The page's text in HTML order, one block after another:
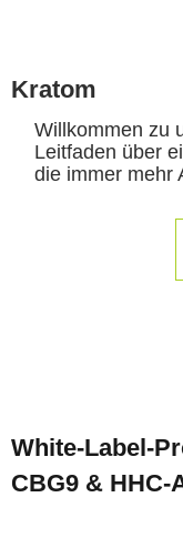
Kratom
Willkommen zu
Leitfaden über
die immer mehr
u
ß
z
White-Label-
CBG9 & HHC-